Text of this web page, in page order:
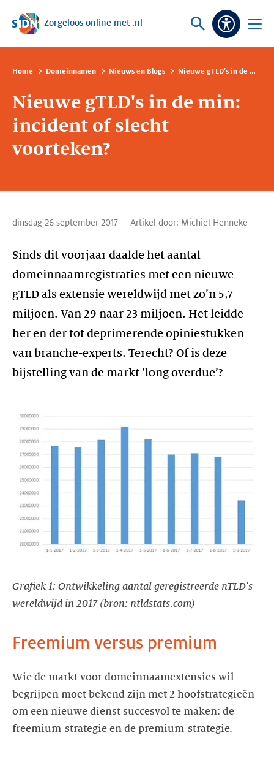
Sla navigatie over
Zorgeloos online met .nl
Vraag
Open
Home Domeinnamen Nieuws en Blogs Nieuwe gTLD's in de min: incident of slecht voorteken?
Nieuwe gTLD's in de min:
incident of slecht
voorteken?
dinsdag 26 september 2017 Artikel door: Michiel Henneke
Sinds dit voorjaar daalde het aantal
domeinnaamregistraties met een nieuwe
gTLD als extensie wereldwijd met zo’n 5,7
miljoen. Van 29 naar 23 miljoen. Het leidde
her en der tot deprimerende opiniestukken
van branche-experts. Terecht? Of is deze
bijstelling van de markt ‘long overdue’?
Grafiek 1: Ontwikkeling aantal geregistreerde nTLD's
wereldwijd in 2017 (bron: ntldstats.com)
Freemium versus premium
Wie de markt voor domeinnaamextensies wil
begrijpen moet bekend zijn met 2 hoofstrategieën
om een nieuwe dienst succesvol te maken: de
freemium-strategie en de premium-strategie.